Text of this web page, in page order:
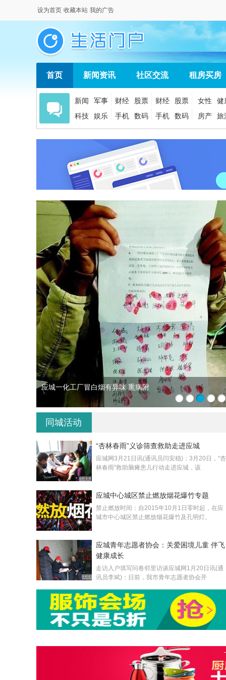
设为首页 收藏本站 我的广告
首页 新闻资讯 社区交流 租房买房
新闻 军事 财经 股票 财经 股票 女性
健
科技
娱乐 手机 数码 手机 数码 房产 旅
300余吨走私冻肉在湖北应城被扣押
1 2 3 4 5
同城活动
“杏林春雨”义诊筛查救助走进应城
应城网3月21日讯(通讯员闫安稳)：3月20日，“杏
林春雨”救助脑瘫患儿行动走进应城，该
应城中心城区禁止燃放烟花爆竹专题
禁止燃放时间：自2015年10月1日零时起，在应
城市中心城区禁止燃放烟花爆竹及孔明灯。
应城青年志愿者协会：关爱困境儿童 伴飞
健康成长
走访入户填写问卷邻里访谈应城网1月20日讯(通
讯员李斌)：日前，我市青年志愿者协会开